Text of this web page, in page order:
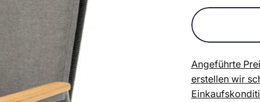
Angeführte
erstellen wir